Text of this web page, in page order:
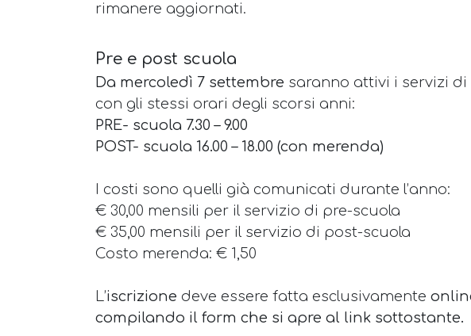
rimanere aggiornati.
Pre e post scuola
Da mercoledì 7 settembre saranno attivi i servizi di
con gli stessi orari degli scorsi anni:
PRE- scuola 7.30 – 9.00
POST- scuola 16.00 – 18.00 (con merenda)
I costi sono quelli già comunicati durante l’anno:
€ 30,00 mensili per il servizio di pre-scuola
€ 35,00 mensili per il servizio di post-scuola
Costo merenda: € 1,50
L’iscrizione deve essere fatta esclusivamente
compilando il form che si apre al link sottostante.